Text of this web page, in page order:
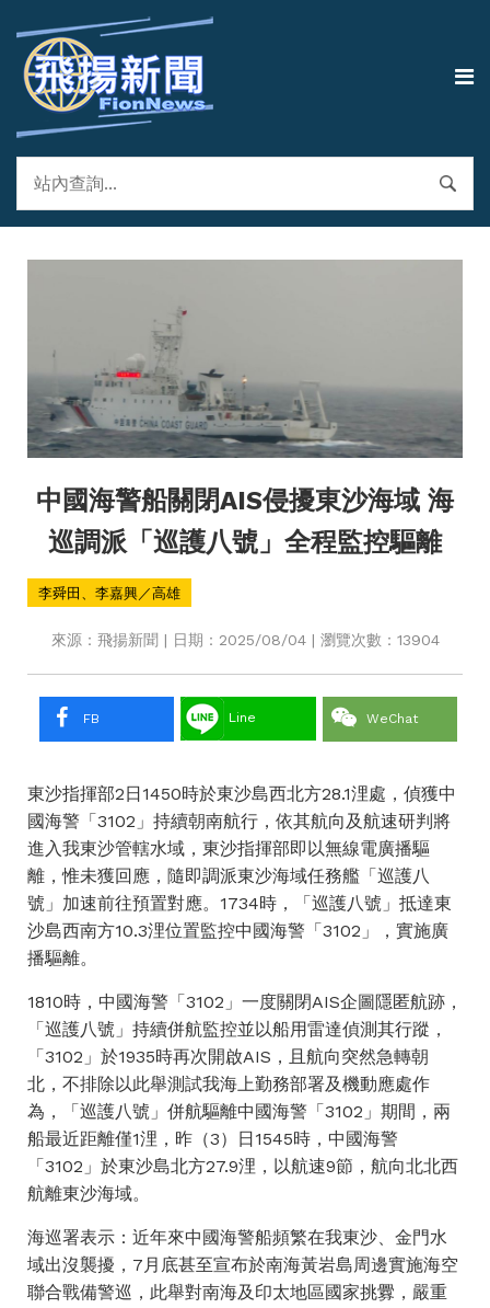
中國海警船關閉AIS侵擾東沙海域 海
巡調派「巡護八號」全程監控驅離
李舜田、李嘉興／高雄
來源：飛揚新聞 | 日期：2025/08/04 | 瀏覽次數：13904
FB Line WeChat
東沙指揮部2日1450時於東沙島西北方28.1浬處，偵獲中
國海警「3102」持續朝南航行，依其航向及航速研判將
進入我東沙管轄水域，東沙指揮部即以無線電廣播驅
離，惟未獲回應，隨即調派東沙海域任務艦「巡護八
號」加速前往預置對應。1734時，「巡護八號」抵達東
沙島西南方10.3浬位置監控中國海警「3102」，實施廣
播驅離。
1810時，中國海警「3102」一度關閉AIS企圖隱匿航跡，
「巡護八號」持續併航監控並以船用雷達偵測其行蹤，
「3102」於1935時再次開啟AIS，且航向突然急轉朝
北，不排除以此舉測試我海上勤務部署及機動應處作
為，「巡護八號」併航驅離中國海警「3102」期間，兩
船最近距離僅1浬，昨（3）日1545時，中國海警
「3102」於東沙島北方27.9浬，以航速9節，航向北北西
航離東沙海域。
海巡署表示：近年來中國海警船頻繁在我東沙、金門水
域出沒襲擾，7月底甚至宣布於南海黃岩島周邊實施海空
聯合戰備警巡，此舉對南海及印太地區國家挑釁，嚴重